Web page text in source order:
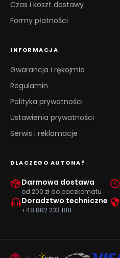
Czas i koszt dostawy
Formy płatności
INFORMACJA
Gwarancja i rękojmia
Regulamin
Polityka prywatności
Ustawienia prywatności
Serwis i reklamacje
DLACZEGO AUTONA?
Darmowa dostawa
od 200 zł do paczkomatu
Doradztwo techniczne
+48 882 233 188